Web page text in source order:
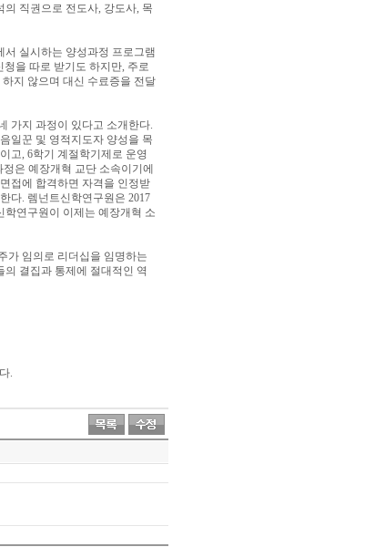
의 직권으로 전도사, 강도사, 목
서 실시하는 양성과정 프로그램
청을 따로 받기도 하지만, 주로
하지 않으며 대신 수료증을 전달
가지 과정이 있다고 소개한다.
일꾼 및 영적지도자 양성을 목
고, 6학기 계절학기제로 운영
은 예장개혁 교단 소속이기에
면접에 합격하면 자격을 인정받
다. 렘넌트신학연구원은 2017
연구원이 이제는 예장개혁 소
가 임의로 리더십을 임명하는
의 결집과 통제에 절대적인 역
.